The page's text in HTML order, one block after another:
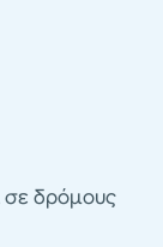
σε δρόμους